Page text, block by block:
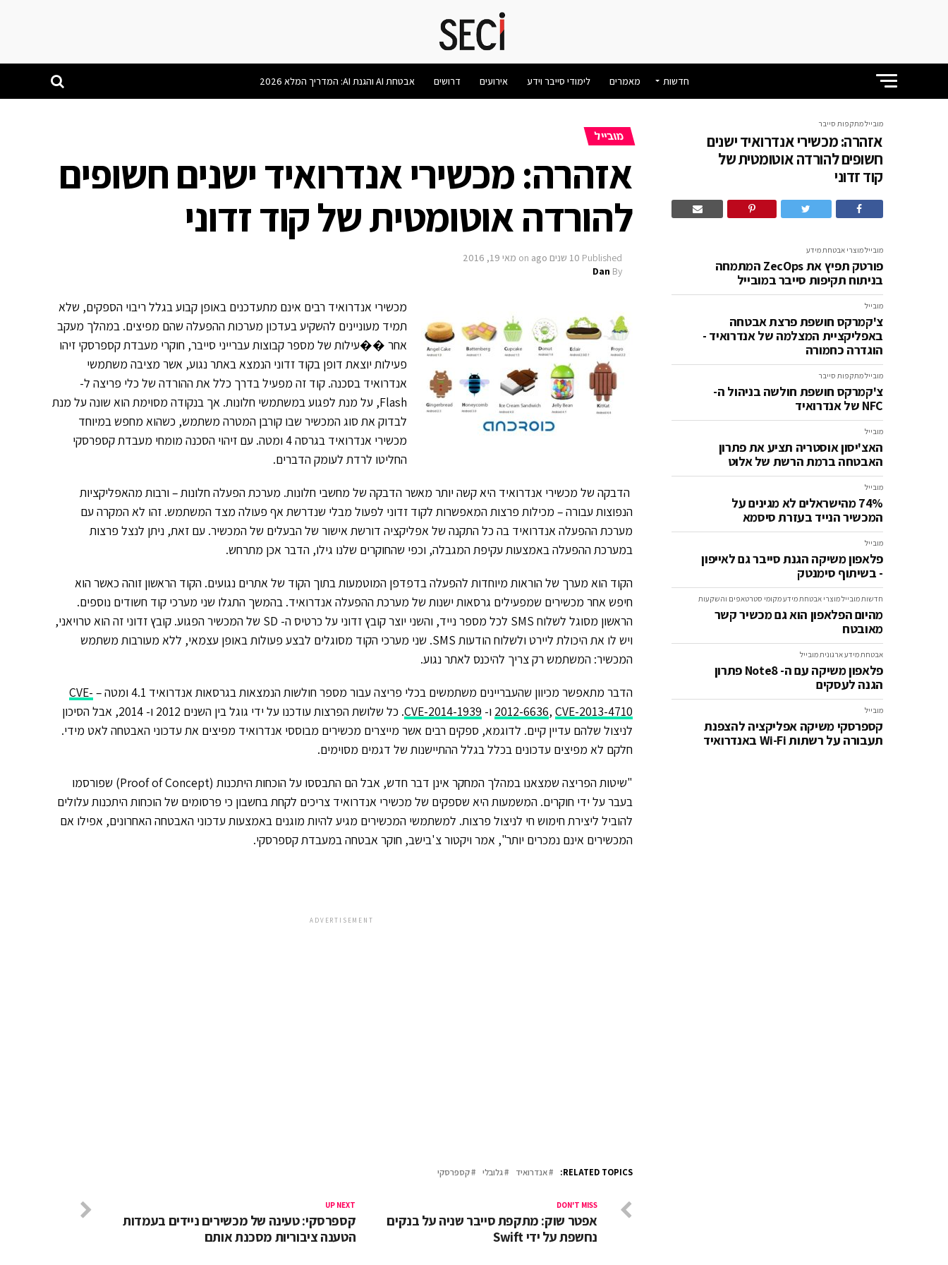
חדשות מאמרים לימודי סייבר וידע אירועים דרושים אבטחת AI והגנת AI: המדריך המלא 2026
מוביילמתקפות סייבר
אזהרה: מכשירי אנדרואיד ישנים
חשופים להורדה אוטומטית של
קוד זדוני
מוביילמוצרי אבטחת מידע
פורטק תפיץ את ZecOps המתמחה
בניתוח תקיפות סייבר במובייל
מובייל
צ'קמרקס חושפת פרצת אבטחה
באפליקציית המצלמה של אנדרואיד -
הוגדרה כחמורה
מוביילמתקפות סייבר
צ'קמרקס חושפת חולשה בניהול ה-
NFC של אנדרואיד
מובייל
האצ'יסון אוסטריה תציע את פתרון
האבטחה ברמת הרשת של אלוט
מובייל
74% מהישראלים לא מגינים על
המכשיר הנייד בעזרת סיסמא
מובייל
פלאפון משיקה הגנת סייבר גם לאייפון
- בשיתוף סימנטק
חדשותמוביילמוצרי אבטחת מידעמקומי סטרטאפים והשקעות
מהיום הפלאפון הוא גם מכשיר קשר
מאובטח
אבטחת מידע ארגוניתמובייל
פלאפון משיקה עם ה- Note8 פתרון
הגנה לעסקים
מובייל
קספרסקי משיקה אפליקציה להצפנת
תעבורה על רשתות Wi-Fi באנדרואיד
מובייל
אזהרה: מכשירי אנדרואיד ישנים חשופים
להורדה אוטומטית של קוד זדוני
Published 10 שנים ago on מאי 19, 2016
By
Dan
מכשירי אנדרואיד רבים אינם מתעדכנים באופן קבוע בגלל ריבוי הספקים, שלא
תמיד מעוניינים להשקיע בעדכון מערכות ההפעלה שהם מפיצים. במהלך מעקב
אחר ��עילות של מספר קבוצות עברייני סייבר, חוקרי מעבדת קספרסקי זיהו
פעילות יוצאת דופן בקוד זדוני הנמצא באתר נגוע, אשר מציבה משתמשי
אנדרואיד בסכנה. קוד זה מפעיל בדרך כלל את ההורדה של כלי פריצה ל-
Flash, על מנת לפגוע במשתמשי חלונות. אך בנקודה מסוימת הוא שונה על מנת
לבדוק את סוג המכשיר שבו קורבן המטרה משתמש, כשהוא מחפש במיוחד
מכשירי אנדרואיד בגרסה 4 ומטה. עם זיהוי הסכנה מומחי מעבדת קספרסקי
החליטו לרדת לעומק הדברים.
הדבקה של מכשירי אנדרואיד היא קשה יותר מאשר הדבקה של מחשבי חלונות. מערכת הפעלה חלונות – ורבות מהאפליקציות
הנפוצות עבורה – מכילות פרצות המאפשרות לקוד זדוני לפעול מבלי שנדרשת אף פעולה מצד המשתמש. זהו לא המקרה עם
מערכת ההפעלה אנדרואיד בה כל התקנה של אפליקציה דורשת אישור של הבעלים של המכשיר. עם זאת, ניתן לנצל פרצות
במערכת ההפעלה באמצעות עקיפת המגבלה, וכפי שהחוקרים שלנו גילו, הדבר אכן מתרחש.
הקוד הוא מערך של הוראות מיוחדות להפעלה בדפדפן המוטמעות בתוך הקוד של אתרים נגועים. הקוד הראשון זוהה כאשר הוא
חיפש אחר מכשירים שמפעילים גרסאות ישנות של מערכת ההפעלה אנדרואיד. בהמשך התגלו שני מערכי קוד חשודים נוספים.
הראשון מסוגל לשלוח SMS לכל מספר נייד, והשני יוצר קובץ זדוני על כרטיס ה- SD של המכשיר הפגוע. קובץ זדוני זה הוא טרויאני,
ויש לו את היכולת ליירט ולשלוח הודעות SMS. שני מערכי הקוד מסוגלים לבצע פעולות באופן עצמאי, ללא מעורבות משתמש
המכשיר: המשתמש רק צריך להיכנס לאתר נגוע.
הדבר מתאפשר מכיוון שהעבריינים משתמשים בכלי פריצה עבור מספר חולשות הנמצאות בגרסאות אנדרואיד 4.1 ומטה –
CVE-
2012-6636, CVE-2013-4710 ו- CVE-2014-1939
. כל שלושת הפרצות עודכנו על ידי גוגל בין השנים 2012 ו- 2014, אבל הסיכון
לניצול שלהם עדיין קיים. לדוגמא, ספקים רבים אשר מייצרים מכשירים מבוססי אנדרואיד מפיצים את עדכוני האבטחה לאט מידי.
חלקם לא מפיצים עדכונים בכלל בגלל ההתיישנות של דגמים מסוימים.
"שיטות הפריצה שמצאנו במהלך המחקר אינן דבר חדש, אבל הם התבססו על הוכחות היתכנות (Proof of Concept) שפורסמו
בעבר על ידי חוקרים. המשמעות היא שספקים של מכשירי אנדרואיד צריכים לקחת בחשבון כי פרסומים של הוכחות היתכנות עלולים
להוביל ליצירת חימוש חי לניצול פרצות. למשתמשי המכשירים מגיע להיות מוגנים באמצעות עדכוני האבטחה האחרונים, אפילו אם
המכשירים אינם נמכרים יותר", אמר ויקטור צ'בישב, חוקר אבטחה במעבדת קספרסקי.
ADVERTISEMENT
RELATED TOPICS: אנדרואיד גלובלי קספרסקי
UP NEXT
קספרסקי: טעינה של מכשירים ניידים בעמדות
הטענה ציבוריות מסכנת אותם
DON'T MISS
אפטר שוק: מתקפת סייבר שניה על בנקים
נחשפת על ידי Swift